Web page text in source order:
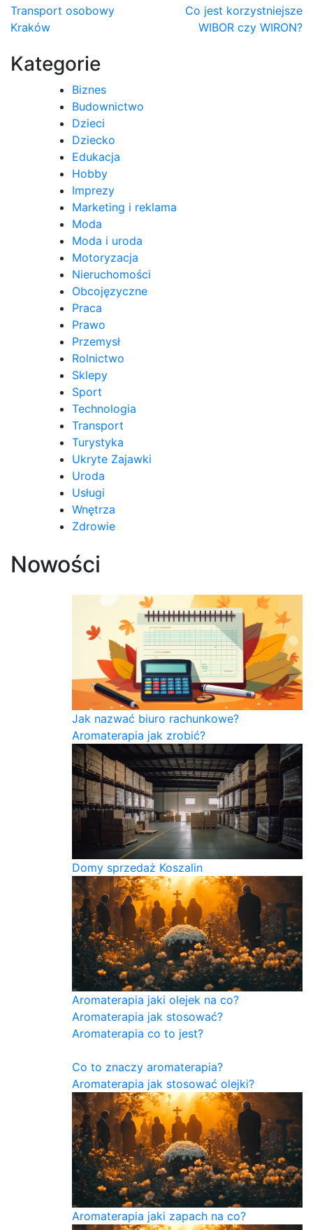
Nawigacja
wpisu
Transport osobowy
Kraków
Co jest korzystniejsze
WIBOR czy WIRON?
Kategorie
Biznes
Budownictwo
Dzieci
Dziecko
Edukacja
Hobby
Imprezy
Marketing i reklama
Moda
Moda i uroda
Motoryzacja
Nieruchomości
Obcojęzyczne
Praca
Prawo
Przemysł
Rolnictwo
Sklepy
Sport
Technologia
Transport
Turystyka
Ukryte Zajawki
Uroda
Usługi
Wnętrza
Zdrowie
Nowości
Jak nazwać biuro rachunkowe?
Aromaterapia jak zrobić?
Domy sprzedaż Koszalin
Aromaterapia jaki olejek na co?
Aromaterapia jak stosować?
Aromaterapia co to jest?
Co to znaczy aromaterapia?
Aromaterapia jak stosować olejki?
Aromaterapia jaki zapach na co?